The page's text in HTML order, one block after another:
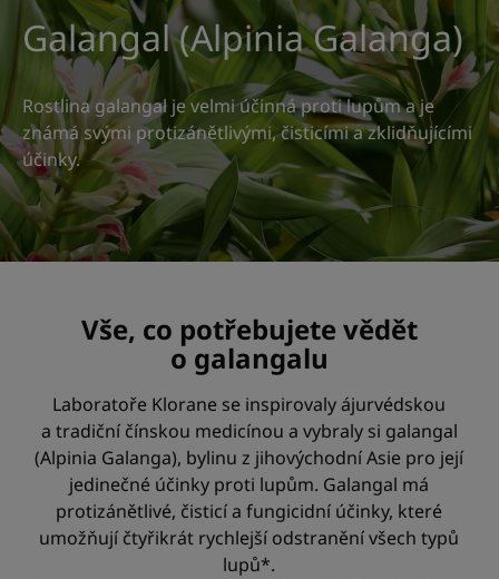
Galangal (Alpinia Galanga)
Rostlina galangal je velmi účinná proti lupům a je
známá svými protizánětlivými, čisticími a zklidňujícími
účinky.
Vše, co potřebujete vědět
o galangalu
Laboratoře Klorane se inspirovaly ájurvédskou
a tradiční čínskou medicínou a vybraly si galangal
(Alpinia Galanga), bylinu z jihovýchodní Asie pro její
jedinečné účinky proti lupům. Galangal má
protizánětlivé, čisticí a fungicidní účinky, které
umožňují čtyřikrát rychlejší odstranění všech typů
lupů*.